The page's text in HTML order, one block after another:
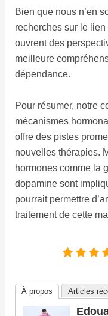
Bien que nous n’en
recherches sur le
ouvrent des
meilleure
dépendance.
Pour résumer, notre
mécanismes
offre des pistes
nouvelles thérapies.
hormones comme la
dopamine sont
pourrait permettre
traitement de cette
À propos Articles